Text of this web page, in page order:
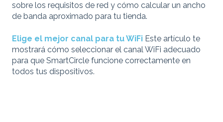
sobre los requisitos de red y cómo calcular un ancho
de banda aproximado para tu tienda.
Elige el mejor canal para tu WiFi Este artículo te
mostrará cómo seleccionar el canal WiFi adecuado
para que SmartCircle funcione correctamente en
todos tus dispositivos.